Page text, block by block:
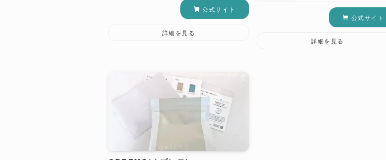
公式サイト
詳細を見る
公式サイト
詳細を見る